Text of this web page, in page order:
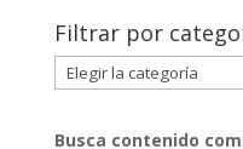
Filtrar por
Filtrar
por
Busca contenido